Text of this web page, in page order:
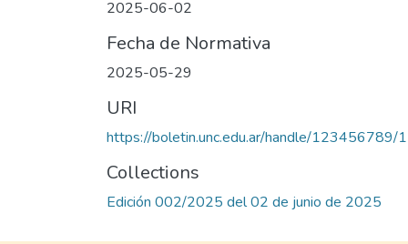
2025-06-02
Fecha de Normativa
2025-05-29
URI
https://boletin.unc.edu.ar/handle/123456789/
Collections
Edición 002/2025 del 02 de junio de 2025